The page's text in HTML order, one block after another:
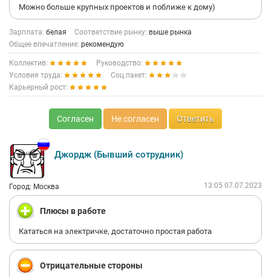
Можно больше крупных проектов и поближе к дому)
Зарплата: белая Соответствие рынку: выше рынка
Общее впечатление: рекомендую
Коллектив:
Руководство:
Условия труда:
Соц.пакет:
Карьерный рост:
Согласен Не согласен Ответить
Джордж (Бывший сотрудник)
Город: Москва 13:05 07.07.2023
Плюсы в работе
Кататься на электричке, достаточно простая работа
Отрицательные стороны